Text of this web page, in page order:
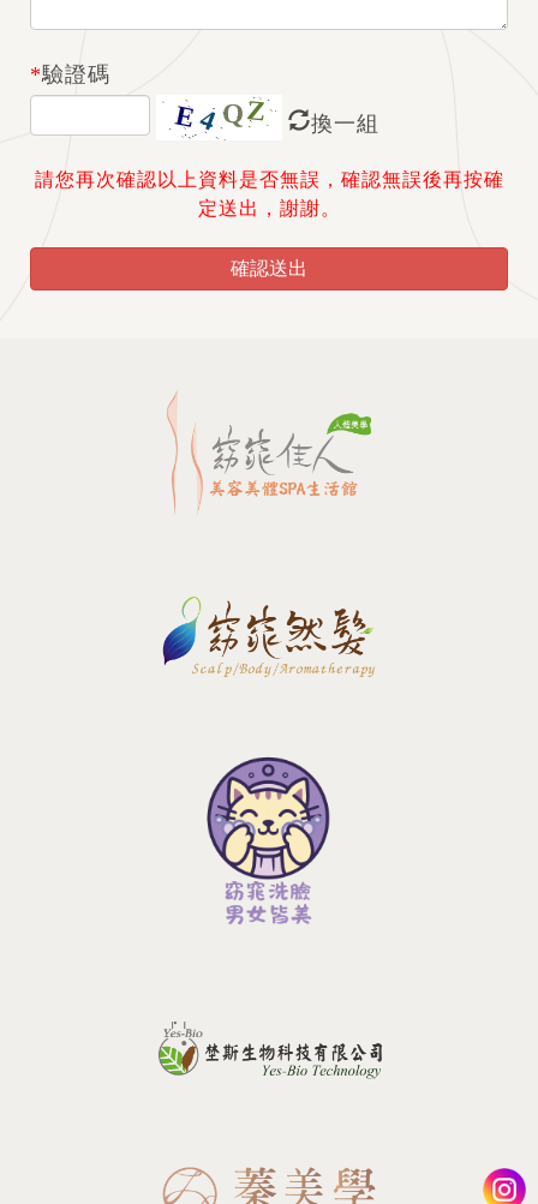
*驗證碼
換一組
請您再次確認以上資料是否無誤，確認無誤後再按確
定送出，謝謝。
確認送出